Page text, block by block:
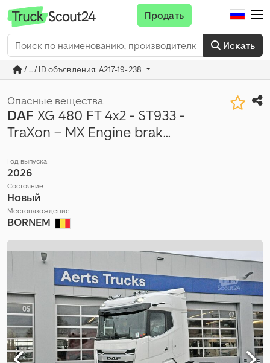
Искать
Продать
/ ... / ID объявления: A217-19-238
Опасные вещества
DAF XG 480 FT 4x2 - ST933 -
TraXon – MX Engine brak...
Год выпуска
2026
Состояние
Новый
Местонахождение
BORNEM